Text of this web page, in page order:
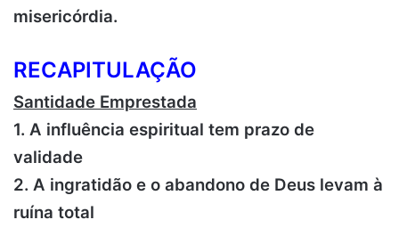
misericórdia.
RECAPITULAÇÃO
Santidade Emprestada
1. A influência espiritual tem prazo de
validade
2. A ingratidão e o abandono de Deus levam à
ruína total